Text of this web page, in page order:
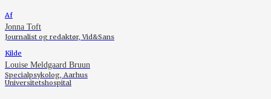
Af
Jonna Toft
Journalist og redaktør, Vid&Sans
Kilde
Louise Meldgaard Bruun
Specialpsykolog, Aarhus
Universitetshospital